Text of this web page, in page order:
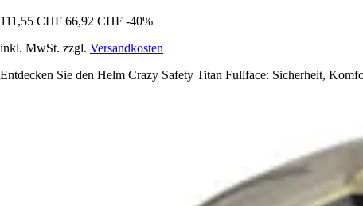
111,55 CHF 66,92 CHF -40%
inkl. MwSt. zzgl. Versandkosten
Entdecken Sie den Helm Crazy Safety Titan Fullface: Sicherheit,